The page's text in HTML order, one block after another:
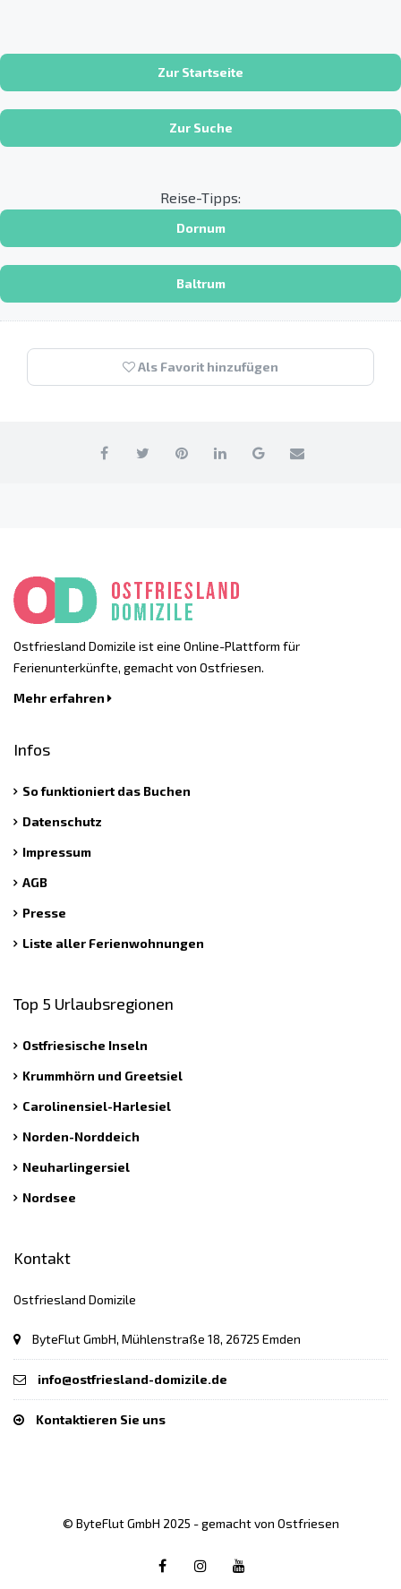
Zur Startseite
Zur Suche
Reise-Tipps:
Dornum
Baltrum
Als Favorit hinzufügen
Ostfriesland Domizile ist eine Online-Plattform für
Ferienunterkünfte, gemacht von Ostfriesen.
Mehr erfahren
Infos
So funktioniert das Buchen
Datenschutz
Impressum
AGB
Presse
Liste aller Ferienwohnungen
Top 5 Urlaubsregionen
Ostfriesische Inseln
Krummhörn und Greetsiel
Carolinensiel-Harlesiel
Norden-Norddeich
Neuharlingersiel
Nordsee
Kontakt
Ostfriesland Domizile
ByteFlut GmbH, Mühlenstraße 18, 26725 Emden
info@ostfriesland-domizile.de
Kontaktieren Sie uns
© ByteFlut GmbH 2025 - gemacht von Ostfriesen